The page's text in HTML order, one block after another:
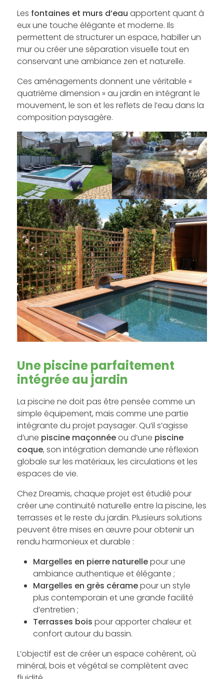
Les fontaines et murs d’eau apportent quant à
eux une touche élégante et moderne. Ils
permettent de structurer un espace, habiller un
mur ou créer une séparation visuelle tout en
conservant une ambiance zen et naturelle.
Ces aménagements donnent une véritable «
quatrième dimension » au jardin en intégrant le
mouvement, le son et les reflets de l’eau dans la
composition paysagère.
Une piscine parfaitement
intégrée au jardin
La piscine ne doit pas être pensée comme un
simple équipement, mais comme une partie
intégrante du projet paysager. Qu’il s’agisse
d’une piscine maçonnéeou d’une piscine
coque, son intégration demande une réflexion
globale sur les matériaux, les circulations et les
espaces de vie.
Chez Dreamis, chaque projet est étudié pour
créer une continuité naturelle entre la piscine, les
terrasses et le reste du jardin. Plusieurs solutions
peuvent être mises en œuvre pour obtenir un
rendu harmonieux et durable :
Margelles en pierre naturellepour une
ambiance authentique et élégante ;
Margelles en grès céramepour un style
plus contemporain et une grande facilité
d’entretien ;
Terrasses bois pour apporter chaleur et
confort autour du bassin.
L’objectif est de créer un espace cohérent, où
minéral, bois et végétal se complètent avec